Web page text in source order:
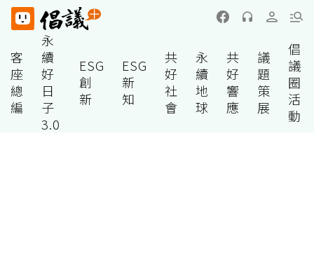
客
座
總
編
永
續
好
日
子
3.0
ESG
創
新
ESG
新
知
共
好
社
會
永
續
地
球
共
好
響
應
議
題
策
展
倡
議
圈
活
動